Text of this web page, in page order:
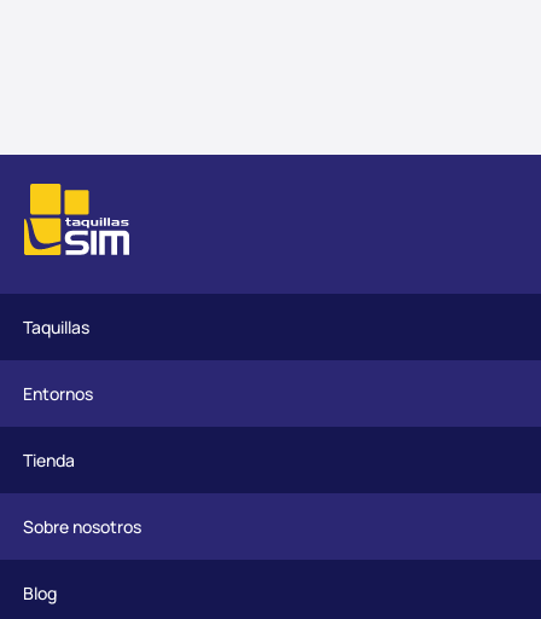
Taquillas
Entornos
Tienda
Sobre nosotros
Blog